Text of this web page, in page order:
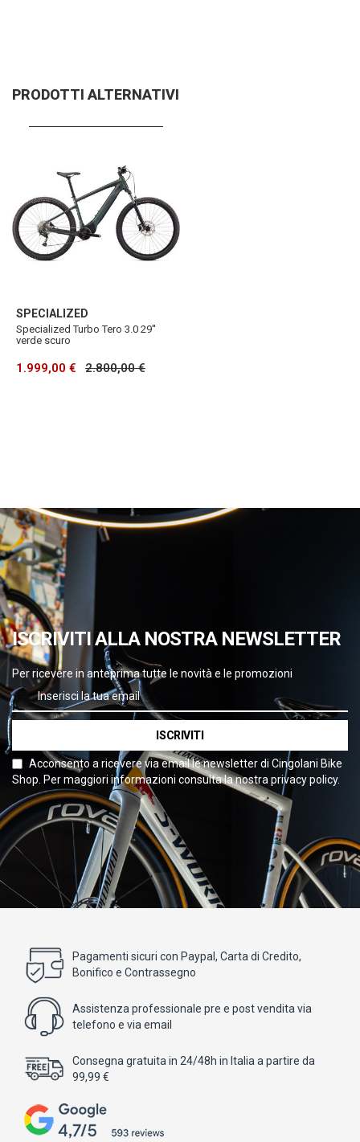
PRODOTTI ALTERNATIVI
SPECIALIZED
Specialized Turbo Tero 3.0 29''
verde scuro
1.999,00 € 2.800,00 €
ISCRIVITI ALLA NOSTRA NEWSLETTER
Per ricevere in anteprima tutte le novità e le promozioni
ISCRIVITI
Acconsento a ricevere via email le newsletter di Cingolani Bike
Shop. Per maggiori informazioni consulta la nostra privacy policy.
Pagamenti sicuri con Paypal, Carta di Credito,
Bonifico e Contrassegno
Assistenza professionale pre e post vendita via
telefono e via email
Consegna gratuita in 24/48h in Italia a partire da
99,99 €